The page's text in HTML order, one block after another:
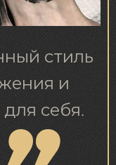
стиль
и
себя.